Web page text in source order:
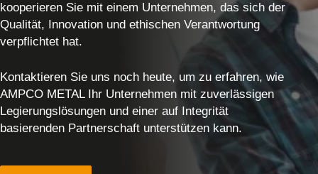
kooperieren Sie mit einem Unternehmen, das sich der
Qualität, Innovation und ethischen Verantwortung
verpflichtet hat.
Kontaktieren Sie uns noch heute, um zu erfahren, wie
AMPCO METAL Ihr Unternehmen mit zuverlässigen
Legierungslösungen und einer auf Integrität
basierenden Partnerschaft unterstützen kann.